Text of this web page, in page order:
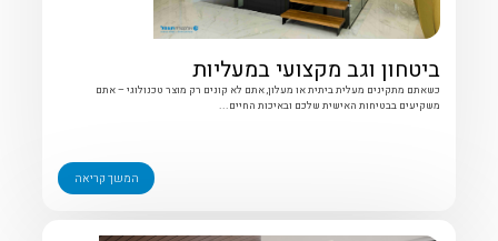
ביטחון וגב מקצועי במעליות
כשאתם מתקינים מעלית ביתית או מעלון, אתם לא קונים רק מוצר טכנולוגי – אתם
משקיעים בבטיחות האישית שלכם ובאיכות החיים...
המשך קריאה